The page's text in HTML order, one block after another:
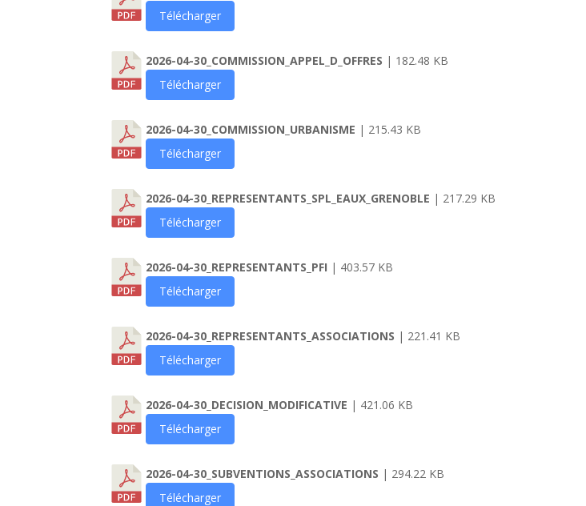
Télécharger
2026-04-30_COMMISSION_APPEL_D_OFFRES | 182.48 KB
Télécharger
2026-04-30_COMMISSION_URBANISME | 215.43 KB
Télécharger
2026-04-30_REPRESENTANTS_SPL_EAUX_GRENOBLE | 217.29 KB
Télécharger
2026-04-30_REPRESENTANTS_PFI | 403.57 KB
Télécharger
2026-04-30_REPRESENTANTS_ASSOCIATIONS | 221.41 KB
Télécharger
2026-04-30_DECISION_MODIFICATIVE | 421.06 KB
Télécharger
2026-04-30_SUBVENTIONS_ASSOCIATIONS | 294.22 KB
Télécharger